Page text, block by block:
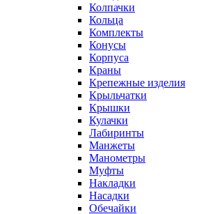
Колпачки
Кольца
Комплекты
Конусы
Корпуса
Краны
Крепежные изделия
Крыльчатки
Крышки
Кулачки
Лабиринты
Манжеты
Манометры
Муфты
Накладки
Насадки
Обечайки